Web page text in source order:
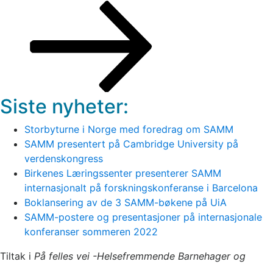
Siste nyheter:
Storbyturne i Norge med foredrag om SAMM
SAMM presentert på Cambridge University på
verdenskongress
Birkenes Læringssenter presenterer SAMM
internasjonalt på forskningskonferanse i Barcelona
Boklansering av de 3 SAMM-bøkene på UiA
SAMM-postere og presentasjoner på internasjonale
konferanser sommeren 2022
Tiltak i På felles vei -Helsefremmende Barnehager og